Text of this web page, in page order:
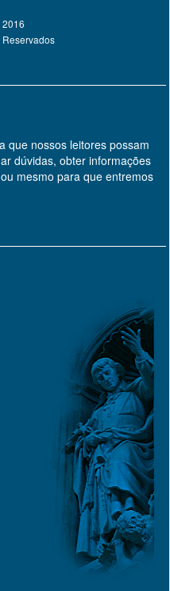
Reservados
que nossos leitores possam
dúvidas, obter informações
mesmo para que entremos